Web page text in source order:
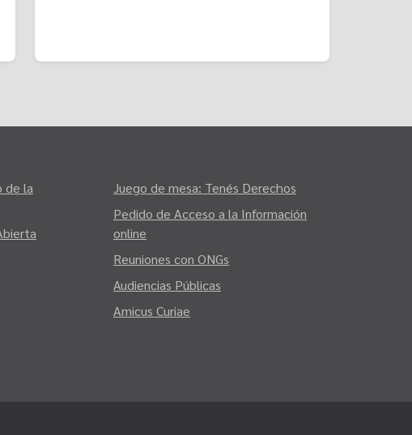
de la
Juego de mesa: Tenés Derechos
Pedido de Acceso a la Información
online
Reuniones con ONGs
Audiencias Públicas
Amicus Curiae